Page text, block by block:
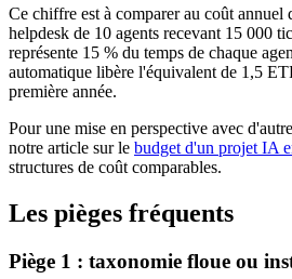
Ce chiffre est à comparer au coût annuel
helpdesk de 10 agents recevant 15 000
représente 15 % du temps de chaque
automatique libère l'équivalent de 1,5
première année.
Pour une mise en perspective avec
notre article sur le budget d'un projet IA
structures de coût comparables.
Les pièges fréquents
Piège 1 : taxonomie floue ou